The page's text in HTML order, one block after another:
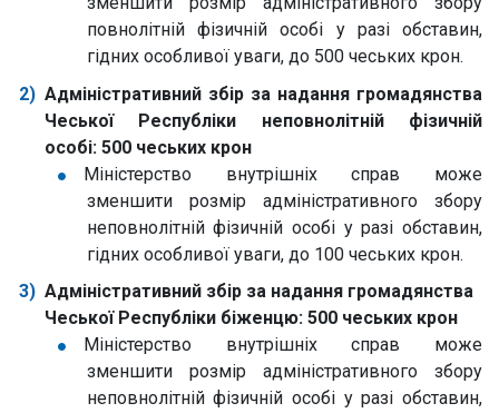
повнолітній фізичній особі у разі обставин,
гідних особливої уваги, до 500 чеських крон.
Адміністративний збір за надання громадянства
Чеської Республіки неповнолітній фізичній
особі: 500 чеських крон
Міністерство внутрішніх справ може
зменшити розмір адміністративного збору
неповнолітній фізичній особі у разі обставин,
гідних особливої уваги, до 100 чеських крон.
Адміністративний збір за надання громадянства
Чеської Республіки біженцю: 500 чеських крон
Міністерство внутрішніх справ може
зменшити розмір адміністративного збору
неповнолітній фізичній особі у разі обставин,